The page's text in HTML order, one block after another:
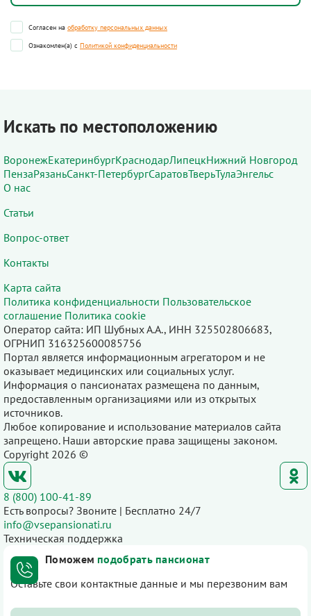
Согласен на обработку персональных данных
Ознакомлен(а) с Политикой конфиденциальности
Искать по местоположению
ВоронежЕкатеринбургКраснодарЛипецкНижний Новгород
ПензаРязаньСанкт-ПетербургСаратовТверьТулаЭнгельс
О нас
Статьи
Вопрос-ответ
Контакты
Карта сайта
Политика конфиденциальности Пользовательское
соглашение Политика cookie
Оператор сайта: ИП Шубных А.А., ИНН 325502806683,
ОГРНИП 316325600085756
Портал является информационным агрегатором и не
оказывает медицинских или социальных услуг.
Информация о пансионатах размещена по данным,
предоставленным организациями или из открытых
источников.
Любое копирование и использование материалов сайта
запрещено. Наши авторские права защищены законом.
Copyright 2026 ©
8 (800) 100-41-89
Есть вопросы? Звоните | Бесплатно 24/7
info@vsepansionati.ru
Техническая поддержка
Поможем подобрать пансионат
Оставьте свои контактные данные и мы перезвоним вам